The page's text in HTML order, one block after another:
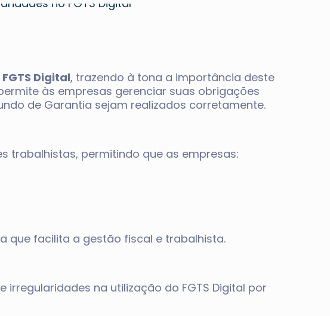
Digital, trazendo à tona a importância deste
às empresas gerenciar suas obrigações
de Garantia sejam realizados corretamente.
trabalhistas, permitindo que as empresas:
que facilita a gestão fiscal e trabalhista.
na utilização do FGTS Digital por